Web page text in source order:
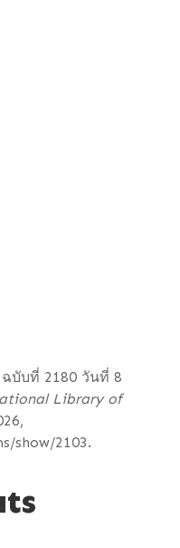
ฉบับที่ 2180 วันที่ 8
Library of
show/2103.